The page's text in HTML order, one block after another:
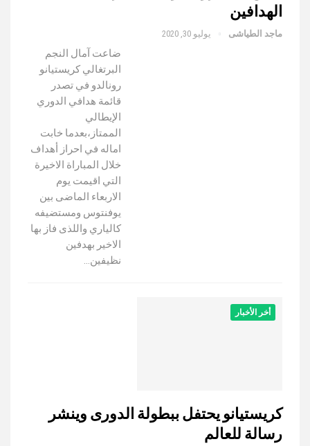
الهدافين
ماجد الطياشى يوليو 30, 2020
ضاعت آمال النجم
البرتغالي كريستيانو
رونالدو في تصدر
قائمة هدافي الدوري
الإيطالي
الممتاز،بعدما خابت
اماله في احراز أهداف
خلال المباراة الاخيرة
التي اقيمت يوم
الاربعاء الماضى بين
يوفنتوس ومستضيفه
كالياري واللذى فاز بها
الاخير بهدفين
نظيفين…
أخر الأخبار
كريستيانو يحتفل ببطولة الدورى وينشر
رسالة للعالم